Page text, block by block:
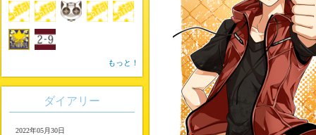
もっと！
ダイアリー
2022年05月30日